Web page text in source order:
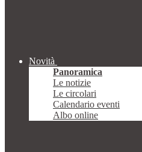
Novità
Panoramica
Le notizie
Le circolari
Calendario eventi
Albo online